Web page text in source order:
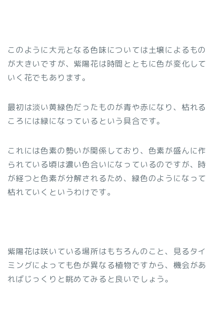
このように大元となる色味については土壌によるもの
が大きいですが、紫陽花は時間とともに色が変化して
いく花でもあります。
最初は淡い黄緑色だったものが青や赤になり、枯れる
ころには緑になっているという具合です。
これには色素の勢いが関係しており、色素が盛んに作
られている頃は濃い色合いになっているのですが、時
が経つと色素が分解されるため、緑色のようになって
枯れていくというわけです。
紫陽花は咲いている場所はもちろんのこと、見るタイ
ミングによっても色が異なる植物ですから、機会があ
ればじっくりと眺めてみると良いでしょう。